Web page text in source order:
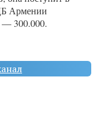
Армении
— 300.000.